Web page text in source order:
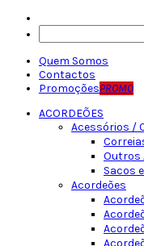
Quem Somos
Contactos
PromoçõesPROMO
ACORDEÕES
Acessórios /
Outros
Sacos
Acordeões